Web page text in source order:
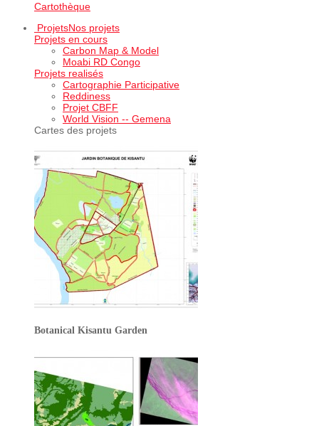
Cartothèque
ProjetsNos projets
Projets en cours
Carbon Map & Model
Moabi RD Congo
Projets realisés
Cartographie Participative
Reddiness
Projet CBFF
World Vision -- Gemena
Cartes des projets
Botanical Kisantu Garden